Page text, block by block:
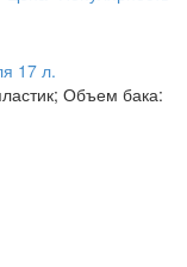
17 л.
Объем бака: